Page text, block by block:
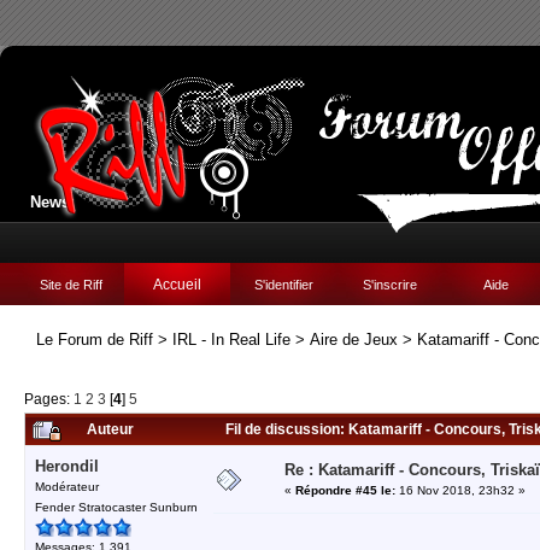
News:
Site de Riff Accueil S'identifier S'inscrire Aide
Le Forum de Riff > IRL - In Real Life > Aire de Jeux > Katamariff -
Pages: 1 2 3 [4] 5
Auteur
Fil de discussion: Katamariff - Concours,
Herondil
Modérateur
Fender Stratocaster Sunburn
Messages: 1 391
Re : Katamariff - Concours,
« Répondre #45 le: 16 Nov 2018, 23h32 »